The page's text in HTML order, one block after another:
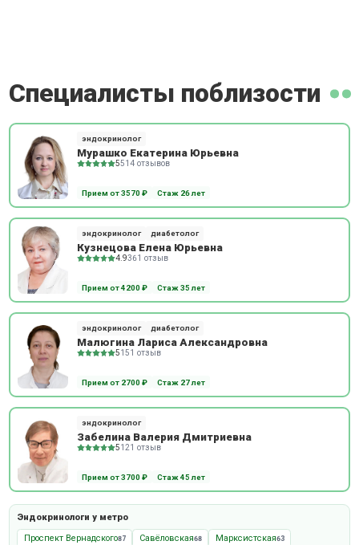
которых уже было написано, что показатели занижены. А
доктор сказал, что это нормально. Как это понять?
ААнастасия,
26 января 2020
Очень хороший и приятный человек. Он измерил мой вес, рост,
проверил щитовидку. Все объяснил, прописал лечение и
назначил еще один прием через два месяца после
исправления гормонов.
АМария,
29 декабря 2019
Очень хороший и грамотный специалист. У нас была
консультация со своим УЗИ и анализами. Доктор все
рассказал, успокоил нас, направил на пункцию и исследование
печени. Врач - супер! Выше всех похвал! .
АОльга,
25 декабря 2019
Это был первый прием. Доктор дружелюбный. Я рассказала ему
свою проблему, он проверил щитовидную железу и направил на
Специалисты поблизости
эндокринолог
Мурашко Екатерина Юрьевна
5514 отзывов
Прием от 3570 ₽ Стаж 26 лет
эндокринолог диабетолог
Кузнецова Елена Юрьевна
4.9361 отзыв
Прием от 4200 ₽ Стаж 35 лет
эндокринолог диабетолог
Малюгина Лариса Александровна
5151 отзыв
Прием от 2700 ₽ Стаж 27 лет
эндокринолог
Забелина Валерия Дмитриевна
5121 отзыв
Прием от 3700 ₽ Стаж 45 лет
Эндокринологи у метро
Проспект Вернадского87 Савёловская68 Марксистская63